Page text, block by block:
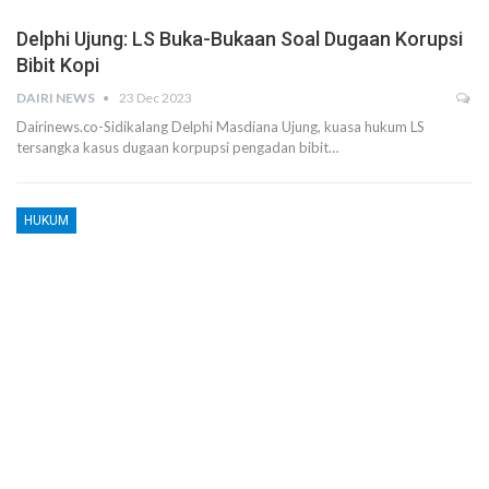
Delphi Ujung: LS Buka-Bukaan Soal Dugaan Korupsi
Bibit Kopi
DAIRI NEWS 23 Dec 2023
Dairinews.co-Sidikalang Delphi Masdiana Ujung, kuasa hukum LS
tersangka kasus dugaan korpupsi pengadan bibit…
HUKUM